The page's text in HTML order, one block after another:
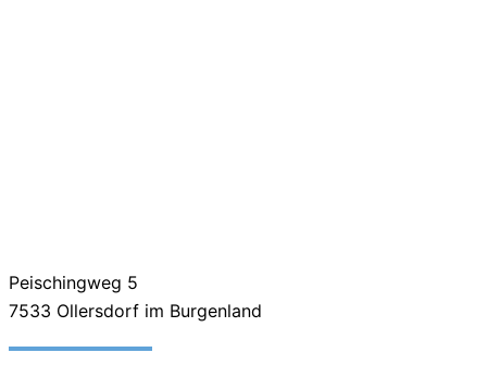
Peischingweg 5
7533 Ollersdorf im Burgenland